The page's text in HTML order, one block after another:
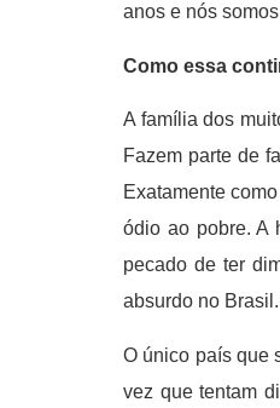
anos e nós
Como essa
A família dos
Fazem parte de
Exatamente
ódio ao pobre. A
pecado de ter
absurdo no Brasil.
O único país que
vez que tentam